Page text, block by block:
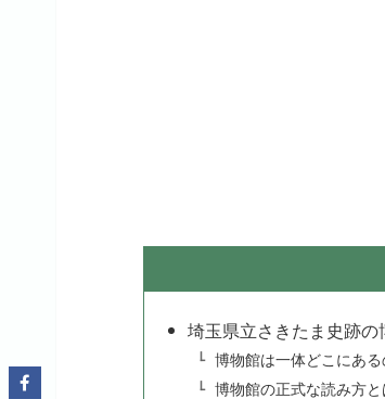
埼玉県立さきたま史跡の
博物館は一体どこにある
博物館の正式な読み方と